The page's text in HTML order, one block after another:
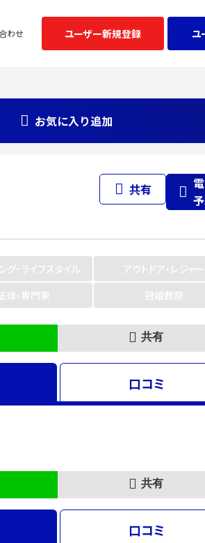
わせ ユーザー新規登録 ユ
お気に入り追加
共有
グ・ライフスタイル
アウトドア・レジャー
律・専門家 冠婚葬祭
共有
口コミ
共有
口コミ